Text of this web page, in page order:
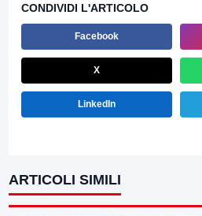
CONDIVIDI L'ARTICOLO
Facebook
X
LinkedIn
ARTICOLI SIMILI